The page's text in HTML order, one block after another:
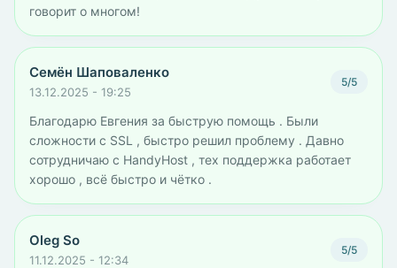
говорит о многом!
Семён Шаповаленко
13.12.2025 - 19:25
5/5
Благодарю Евгения за быструю помощь . Были
сложности с SSL , быстро решил проблему . Давно
сотрудничаю с HandyHost , тех поддержка работает
хорошо , всё быстро и чётко .
Oleg So
11.12.2025 - 12:34
5/5